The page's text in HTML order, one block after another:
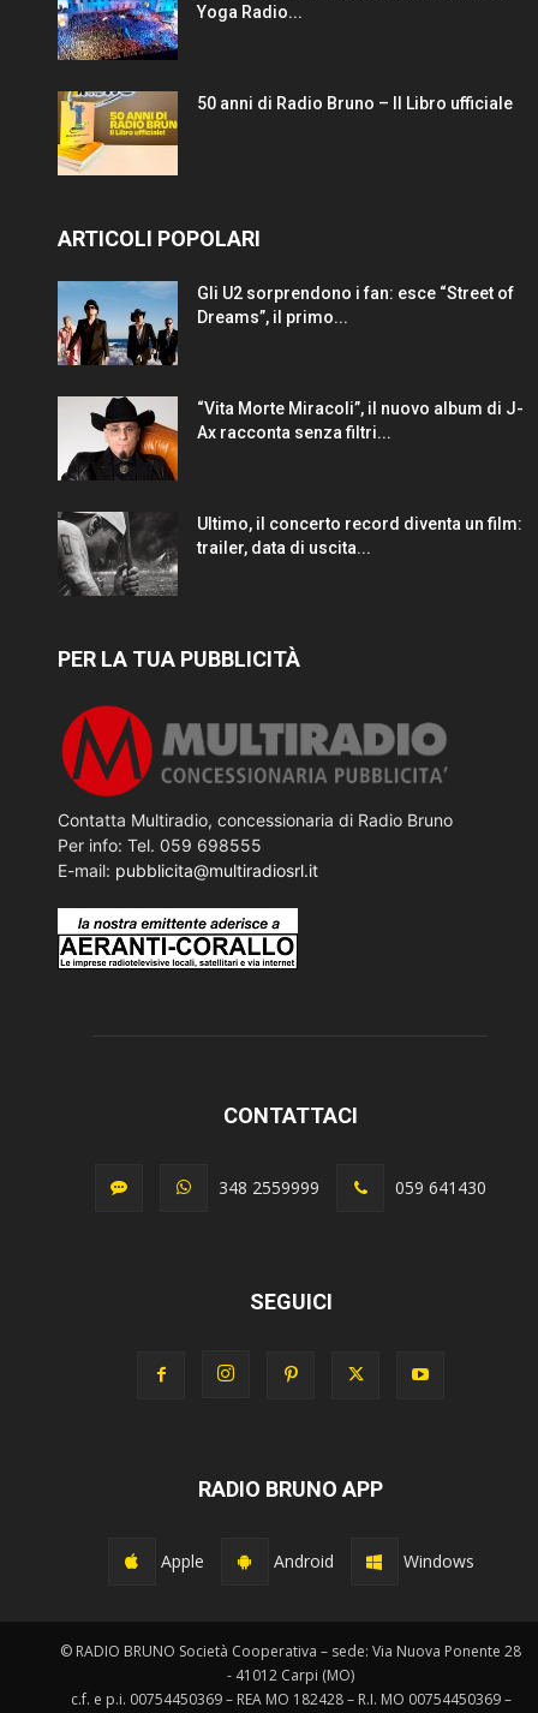
Yoga Radio...
50 anni di Radio Bruno – Il Libro ufficiale
ARTICOLI POPOLARI
Gli U2 sorprendono i fan: esce “Street of
Dreams”, il primo...
“Vita Morte Miracoli”, il nuovo album di J-
Ax racconta senza filtri...
Ultimo, il concerto record diventa un film:
trailer, data di uscita...
PER LA TUA PUBBLICITÀ
Contatta Multiradio, concessionaria di Radio Bruno
Per info: Tel. 059 698555
E-mail: pubblicita@multiradiosrl.it
CONTATTACI
348 2559999 059 641430
SEGUICI
RADIO BRUNO APP
Apple Android Windows
© RADIO BRUNO Società Cooperativa – sede: Via Nuova Ponente 28
- 41012 Carpi (MO)
c.f. e p.i. 00754450369 – REA MO 182428 – R.I. MO 00754450369 –